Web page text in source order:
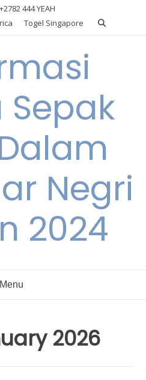
444 YEAH
Togel Singapore
Sepak
Negri
2024
Menu
2026